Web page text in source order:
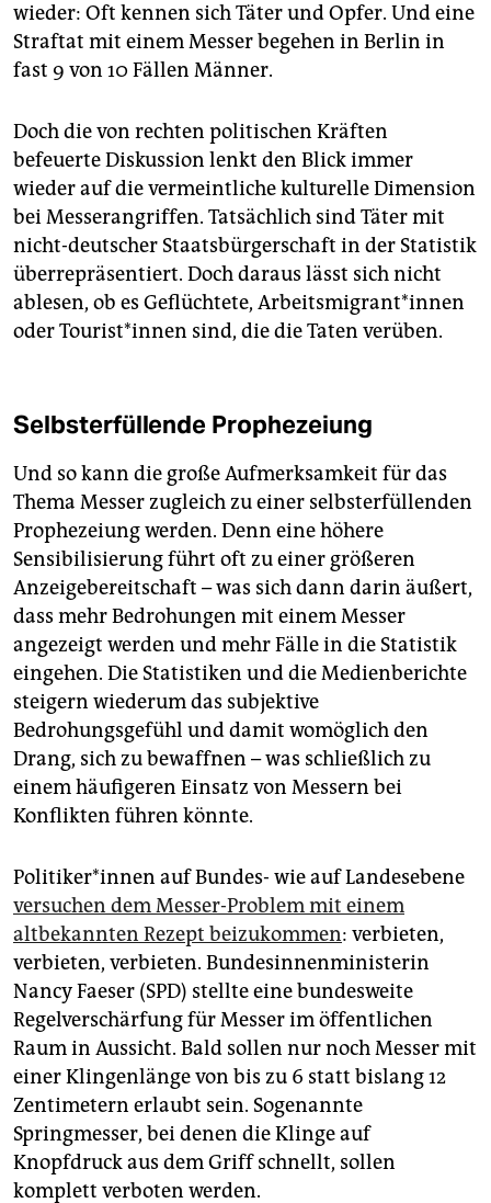
wieder: Oft kennen sich Täter und Opfer. Und eine
Straftat mit einem Messer begehen in Berlin in
fast 9 von 10 Fällen Männer.
Doch die von rechten politischen Kräften
befeuerte Diskussion lenkt den Blick immer
wieder auf die vermeintliche kulturelle Dimension
bei Messerangriffen. Tatsächlich sind Täter mit
nicht-deutscher Staatsbürgerschaft in der Statistik
überrepräsentiert. Doch daraus lässt sich nicht
ablesen, ob es Geflüchtete, Ar­beits­mi­gran­t*in­nen
oder Tou­ris­t*in­nen sind, die die Taten verüben.
Selbsterfüllende Prophezeiung
Und so kann die große Aufmerksamkeit für das
Thema Messer zugleich zu einer selbsterfüllenden
Prophezeiung werden. Denn eine höhere
Sensibilisierung führt oft zu einer größeren
Anzeigebereitschaft – was sich dann darin äußert,
dass mehr Bedrohungen mit einem Messer
angezeigt werden und mehr Fälle in die Statistik
eingehen. Die Statistiken und die Medienberichte
steigern wiederum das subjektive
Bedrohungsgefühl und damit womöglich den
Drang, sich zu bewaffnen – was schließlich zu
einem häufigeren Einsatz von Messern bei
Konflikten führen könnte.
Po­li­ti­ke­r*in­nen auf Bundes- wie auf Landesebene
versuchen dem Messer-Problem mit einem
altbekannten Rezept beizukommen: verbieten,
verbieten, verbieten. Bundesinnenministerin
Nancy Faeser (SPD) stellte eine bundesweite
Regelverschärfung für Messer im öffentlichen
Raum in Aussicht. Bald sollen nur noch Messer mit
einer Klingenlänge von bis zu 6 statt bislang 12
Zentimetern erlaubt sein. Sogenannte
Springmesser, bei denen die Klinge auf
Knopfdruck aus dem Griff schnellt, sollen
komplett verboten werden.